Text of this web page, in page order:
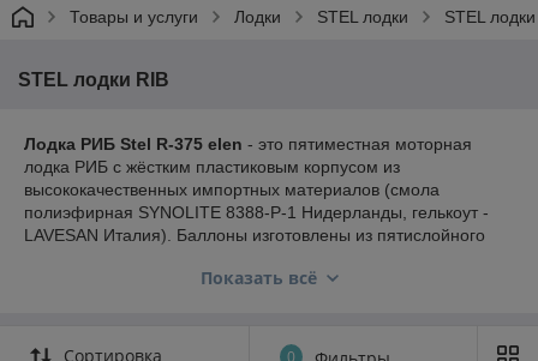
Товары и услуги Лодки STEL лодки STEL
STEL лодки RIB
Лодка РИБ Stel R-375 elen - это пятиместная моторная
лодка РИБ с жёстким пластиковым корпусом из
высококачественных импортных материалов (смола
полиэфирная SYNOLITE 8388-P-1 Нидерланды, гелькоут -
LAVESAN Италия). Баллоны изготовлены из пятислойного
производства VALMEX Германия. В корму лодки вклеен
Показать всё
Сортировка 0